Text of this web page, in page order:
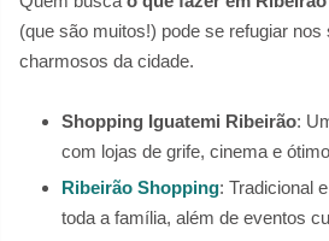
(que são muitos!) pode se refugiar nos
charmosos da cidade.
Shopping Iguatemi Ribeirão:
com lojas de grife, cinema e
Ribeirão Shopping: Tradicional
toda a família, além de eventos